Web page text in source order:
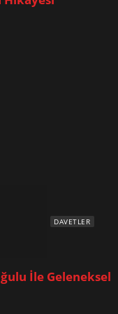
DAVETLER
İle Geleneksel